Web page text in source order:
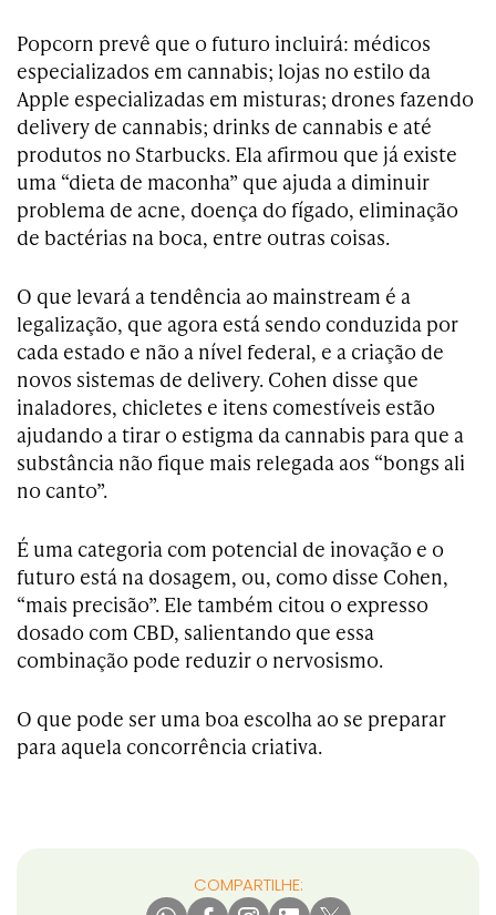
Popcorn prevê que o futuro incluirá: médicos
especializados em cannabis; lojas no estilo da
Apple especializadas em misturas; drones fazendo
delivery de cannabis; drinks de cannabis e até
produtos no Starbucks. Ela afirmou que já existe
uma “dieta de maconha” que ajuda a diminuir
problema de acne, doença do fígado, eliminação
de bactérias na boca, entre outras coisas.
O que levará a tendência ao mainstream é a
legalização, que agora está sendo conduzida por
cada estado e não a nível federal, e a criação de
novos sistemas de delivery. Cohen disse que
inaladores, chicletes e itens comestíveis estão
ajudando a tirar o estigma da cannabis para que a
substância não fique mais relegada aos “bongs ali
no canto”.
É uma categoria com potencial de inovação e o
futuro está na dosagem, ou, como disse Cohen,
“mais precisão”. Ele também citou o expresso
dosado com CBD, salientando que essa
combinação pode reduzir o nervosismo.
O que pode ser uma boa escolha ao se preparar
para aquela concorrência criativa.
COMPARTILHE: